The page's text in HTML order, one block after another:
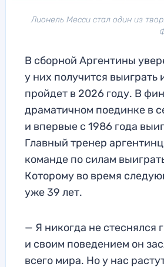
Лионель Месси стал один из
В сборной Аргентины
у них получится
пройдет в 2026 году. В
драматичном поединке в
и впервые с 1986 года
Главный тренер
команде по силам
Которому во время
уже 39 лет.
— Я никогда не стеснялся
и своим поведением он
всего мира. Но у нас